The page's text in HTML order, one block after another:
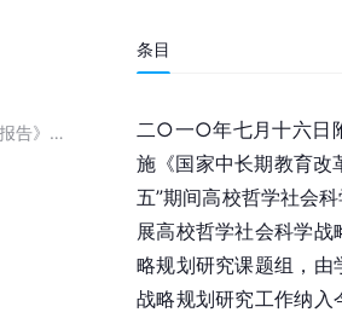
《战略规划研究报告》主要内容
条目
二○一○年七月十六日
施《国家中长期教育
五”期间高校哲学社会
展高校哲学社会科学
略规划研究课题组，由
战略规划研究工作纳入